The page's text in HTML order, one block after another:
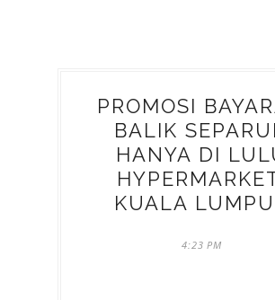
PROMOSI
BALIK
HANYA DI
KUALA
4:23 PM